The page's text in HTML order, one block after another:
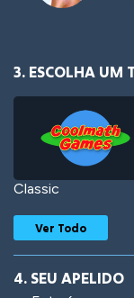
3. ESCOLHA UM
Classic
Ver Todo
4. SEU APELIDO